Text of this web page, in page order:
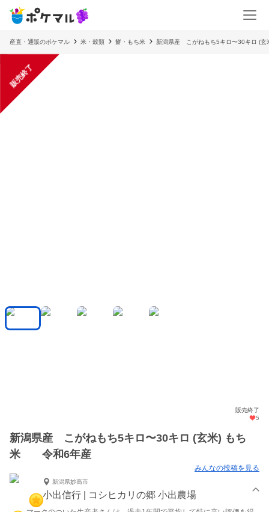
産直・通販のポケマル 米・穀類 餅・もち米 新潟県産 こがねもち5キロ〜30キロ (
販売終了
販売終了
5
新潟県産 こがねもち5キロ〜30キロ (玄米) もち
米 令和6年産
みんなの投稿を見る
新潟県妙高市
小出信行 | コシヒカリの郷 小出農場